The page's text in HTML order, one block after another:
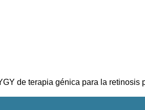
de terapia génica para la retinosis